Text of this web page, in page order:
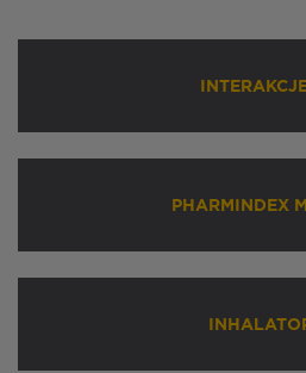
PHARMINDEX